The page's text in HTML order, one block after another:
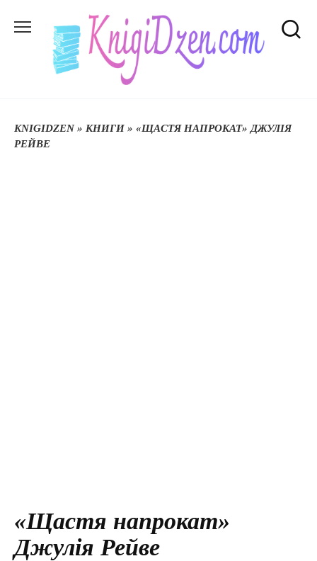
до
KNIGIDZEN» КНИГИ » «ЩАСТЯ НАПРОКАТ» ДЖУЛІЯ
РЕЙВЕ
«Щастя напрокат»
Джулія Рейве